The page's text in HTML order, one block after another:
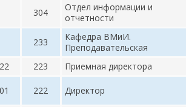
304
Отдел информации и
отчетности
233
Кафедра ВМиИ.
Преподавательская
223 Приемная директора
222 Директор